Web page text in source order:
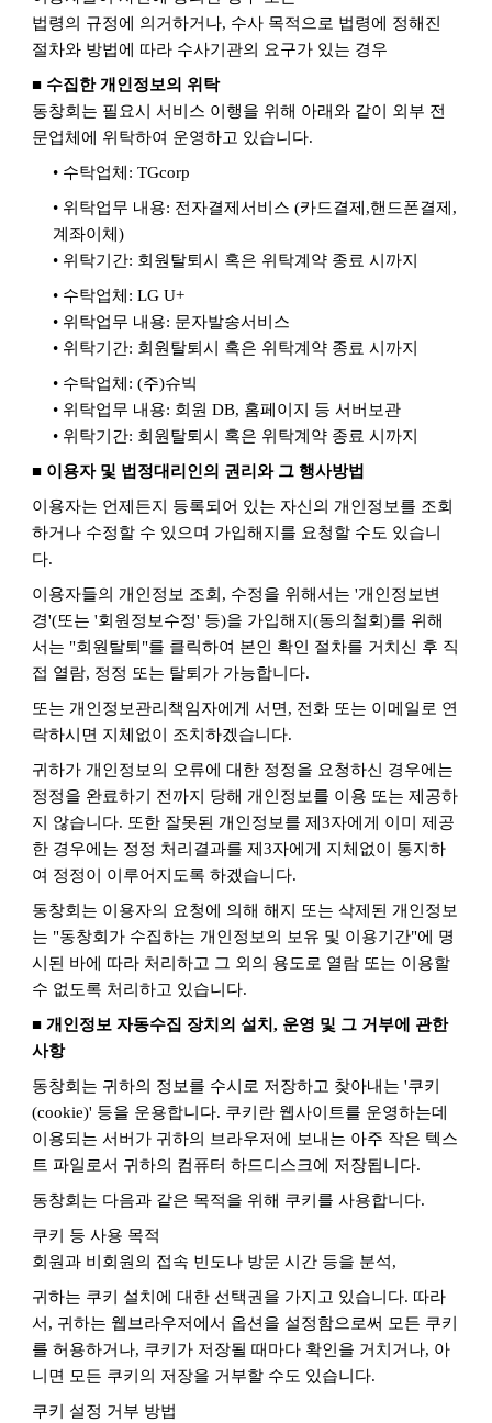
법령의 규정에 의거하거나, 수사 목적으로 법령에 정해진
절차와 방법에 따라 수사기관의 요구가 있는 경우
■ 수집한 개인정보의 위탁
동창회는 필요시 서비스 이행을 위해 아래와 같이 외부 전
문업체에 위탁하여 운영하고 있습니다.
• 수탁업체: TGcorp
• 위탁업무 내용: 전자결제서비스 (카드결제,핸드폰결제,
계좌이체)
• 위탁기간: 회원탈퇴시 혹은 위탁계약 종료 시까지
• 수탁업체: LG U+
• 위탁업무 내용: 문자발송서비스
• 위탁기간: 회원탈퇴시 혹은 위탁계약 종료 시까지
• 수탁업체: (주)슈빅
• 위탁업무 내용: 회원 DB, 홈페이지 등 서버보관
• 위탁기간: 회원탈퇴시 혹은 위탁계약 종료 시까지
■ 이용자 및 법정대리인의 권리와 그 행사방법
이용자는 언제든지 등록되어 있는 자신의 개인정보를 조회
하거나 수정할 수 있으며 가입해지를 요청할 수도 있습니
다.
이용자들의 개인정보 조회, 수정을 위해서는 '개인정보변
경'(또는 '회원정보수정' 등)을 가입해지(동의철회)를 위해
서는 "회원탈퇴"를 클릭하여 본인 확인 절차를 거치신 후 직
접 열람, 정정 또는 탈퇴가 가능합니다.
또는 개인정보관리책임자에게 서면, 전화 또는 이메일로 연
락하시면 지체없이 조치하겠습니다.
귀하가 개인정보의 오류에 대한 정정을 요청하신 경우에는
정정을 완료하기 전까지 당해 개인정보를 이용 또는 제공하
지 않습니다. 또한 잘못된 개인정보를 제3자에게 이미 제공
한 경우에는 정정 처리결과를 제3자에게 지체없이 통지하
여 정정이 이루어지도록 하겠습니다.
동창회는 이용자의 요청에 의해 해지 또는 삭제된 개인정보
는 "동창회가 수집하는 개인정보의 보유 및 이용기간"에 명
시된 바에 따라 처리하고 그 외의 용도로 열람 또는 이용할
수 없도록 처리하고 있습니다.
■개인정보 자동수집 장치의 설치, 운영 및 그 거부에 관한
사항
동창회는 귀하의 정보를 수시로 저장하고 찾아내는 '쿠키
(cookie)' 등을 운용합니다. 쿠키란 웹사이트를 운영하는데
이용되는 서버가 귀하의 브라우저에 보내는 아주 작은 텍스
트 파일로서 귀하의 컴퓨터 하드디스크에 저장됩니다.
동창회는 다음과 같은 목적을 위해 쿠키를 사용합니다.
쿠키 등 사용 목적
회원과 비회원의 접속 빈도나 방문 시간 등을 분석,
귀하는 쿠키 설치에 대한 선택권을 가지고 있습니다. 따라
서, 귀하는 웹브라우저에서 옵션을 설정함으로써 모든 쿠키
를 허용하거나, 쿠키가 저장될 때마다 확인을 거치거나, 아
니면 모든 쿠키의 저장을 거부할 수도 있습니다.
쿠키 설정 거부 방법